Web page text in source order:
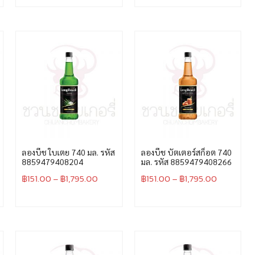
ลองบีช ใบเตย 740 มล. รหัส
8859479408204
฿151.00– ฿1,795.00
ลองบีช บัตเตอร์สก็อต 740
มล. รหัส 8859479408266
฿151.00– ฿1,795.00